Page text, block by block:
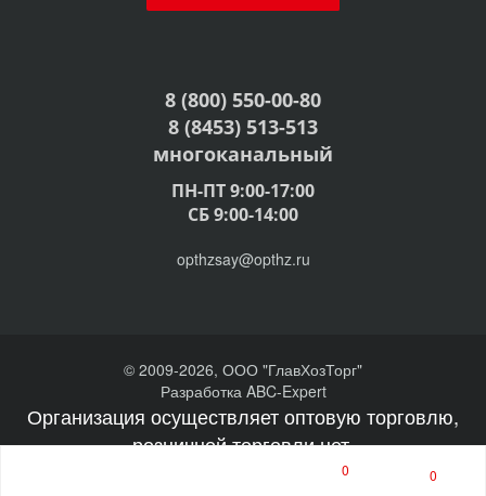
8 (800) 550-00-80
8 (8453) 513-513
многоканальный
ПН-ПТ 9:00-17:00
СБ 9:00-14:00
opthzsay@opthz.ru
© 2009-2026, ООО "ГлавХозТорг"
Разработка ABC-Expert
Организация осуществляет оптовую торговлю,
розничной торговли нет.
0 0